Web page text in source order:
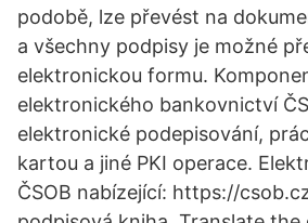
podobě, lze převést na
a všechny podpisy je možné
elektronickou formu.
elektronického bankovnictví
elektronické podepisování,
kartou a jiné PKI operace.
ČSOB nabízející: https://